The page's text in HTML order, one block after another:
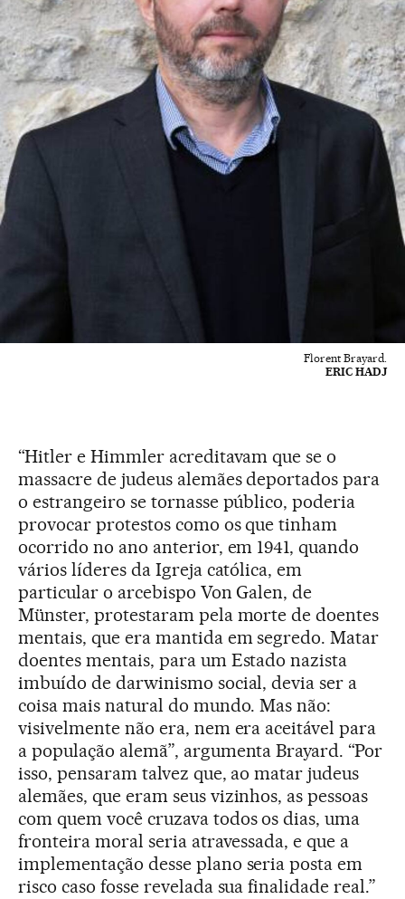
Florent Brayard.
ERIC HADJ
“Hitler e Himmler acreditavam que se o
massacre de judeus alemães deportados para
o estrangeiro se tornasse público, poderia
provocar protestos como os que tinham
ocorrido no ano anterior, em 1941, quando
vários líderes da Igreja católica, em
particular o arcebispo Von Galen, de
Münster, protestaram pela morte de doentes
mentais, que era mantida em segredo. Matar
doentes mentais, para um Estado nazista
imbuído de darwinismo social, devia ser a
coisa mais natural do mundo. Mas não:
visivelmente não era, nem era aceitável para
a população alemã”, argumenta Brayard. “Por
isso, pensaram talvez que, ao matar judeus
alemães, que eram seus vizinhos, as pessoas
com quem você cruzava todos os dias, uma
fronteira moral seria atravessada, e que a
implementação desse plano seria posta em
risco caso fosse revelada sua finalidade real.”